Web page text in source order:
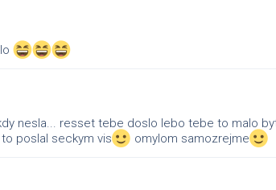
nesla... resset tebe doslo lebo tebe to malo
poslal seckym vis
omylom samozrejme